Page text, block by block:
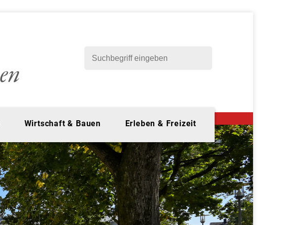
Wirtschaft & Bauen Erleben & Freizeit